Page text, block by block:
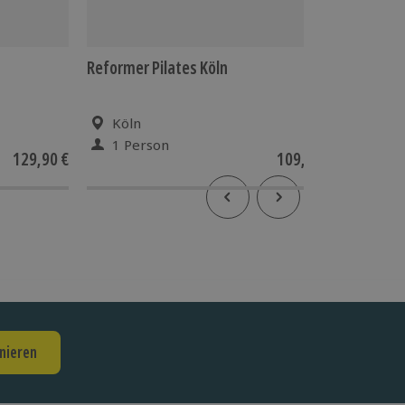
129,90 €
Reformer Pilates Köln
Köln
1 Person
109,90 €